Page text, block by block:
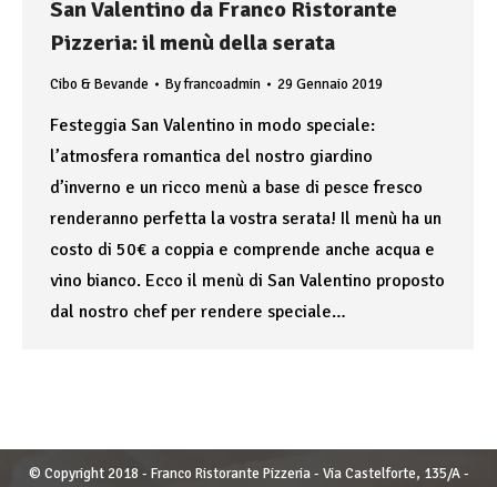
San Valentino da Franco Ristorante
Pizzeria: il menù della serata
Cibo & Bevande Byfrancoadmin 29 Gennaio 2019
Festeggia San Valentino in modo speciale:
l’atmosfera romantica del nostro giardino
d’inverno e un ricco menù a base di pesce fresco
renderanno perfetta la vostra serata! Il menù ha un
costo di 50€ a coppia e comprende anche acqua e
vino bianco. Ecco il menù di San Valentino proposto
dal nostro chef per rendere speciale…
© Copyright 2018 - Franco Ristorante Pizzeria - Via Castelforte, 135/A -